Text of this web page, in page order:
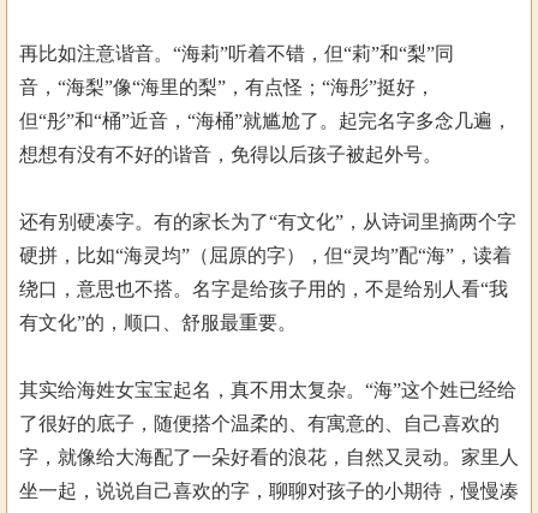
再比如注意谐音。“海莉”听着不错，但“莉”和“梨”同
音，“海梨”像“海里的梨”，有点怪；“海彤”挺好，
但“彤”和“桶”近音，“海桶”就尴尬了。起完名字多念几遍，
想想有没有不好的谐音，免得以后孩子被起外号。
还有别硬凑字。有的家长为了“有文化”，从诗词里摘两个字
硬拼，比如“海灵均”（屈原的字），但“灵均”配“海”，读着
绕口，意思也不搭。名字是给孩子用的，不是给别人看“我
有文化”的，顺口、舒服最重要。
其实给海姓女宝宝起名，真不用太复杂。“海”这个姓已经给
了很好的底子，随便搭个温柔的、有寓意的、自己喜欢的
字，就像给大海配了一朵好看的浪花，自然又灵动。家里人
坐一起，说说自己喜欢的字，聊聊对孩子的小期待，慢慢凑